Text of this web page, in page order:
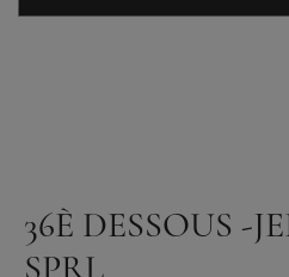
36È DESSOUS -
SPRL